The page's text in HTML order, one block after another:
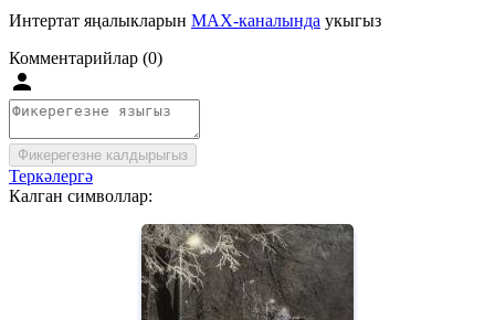
Интертат яңалыкларын MAX-каналында укыгыз
Комментарийлар (0)
Фикерегезне калдырыгыз
Теркәлергә
Калган символлар: